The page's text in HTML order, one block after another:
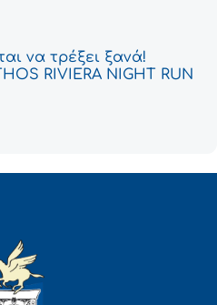
να τρέξει ξανά!
RIVIERA NIGHT RUN